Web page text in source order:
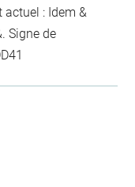
actuel : Idem &
Signe de